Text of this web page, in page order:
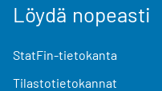
Löydä nopeasti
StatFin-tietokanta
Tilastotietokannat